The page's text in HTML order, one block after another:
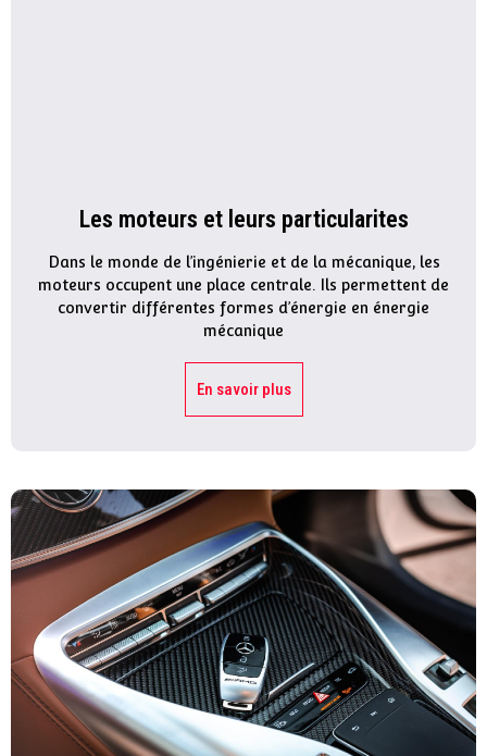
Les moteurs et leurs particularites
Dans le monde de l’ingénierie et de la mécanique, les
moteurs occupent une place centrale. Ils permettent de
convertir différentes formes d’énergie en énergie
mécanique
En savoir plus